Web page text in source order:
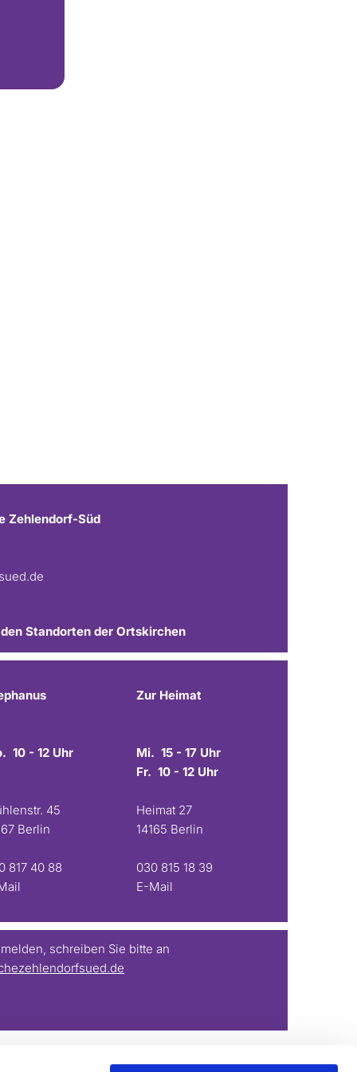
Zehlendorf-Süd
Standorten der Ortskirchen
10 - 12 Uhr
45
Berlin
817 40 88
Zur Heimat
Mi. 15 - 17 Uhr
Fr. 10 - 12 Uhr
Heimat 27
14165 Berlin
030 815 18 39
E-Mail
schreiben Sie bitte an